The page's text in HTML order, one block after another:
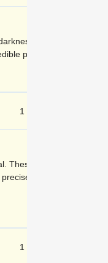
These
performance!
1 dienu atpakaļ
These goggles let
before I
1 dienu atpakaļ